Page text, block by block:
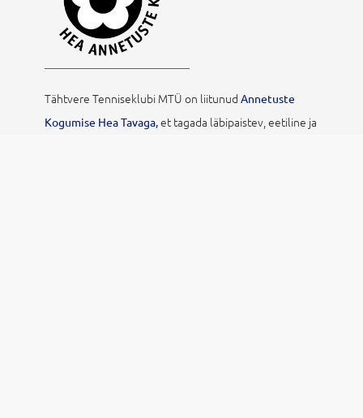
Tähtvere Tenniseklubi MTÜ on liitunud Annetuste
Kogumise Hea Tavaga,et tagada läbipaistev, eetiline ja